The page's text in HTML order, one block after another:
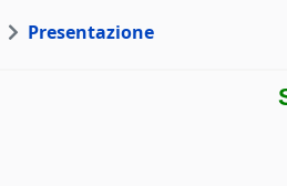
Presentazione